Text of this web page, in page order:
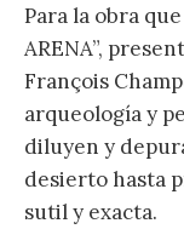
Para la obra
ARENA”,
François
arqueología y
diluyen y
desierto hasta
sutil y exacta.